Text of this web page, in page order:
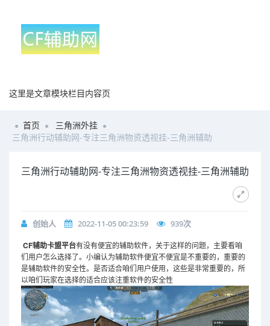
这里是文章模块栏目内容页
首页
三角洲外挂
三角洲行动辅助网-专注三角洲物资透视挂-三角洲辅助
三角洲行动辅助网-专注三角洲物资透视挂-三角洲辅助
创始人 2022-11-05 00:23:59 939次
CF辅助卡盟平台有没有便宜的辅助软件，关于这样的问题，主要看咱
们用户怎么选择了。小编认为辅助软件便宜不便宜是不重要的，重要的
是辅助软件的安全性。是否适合咱们用户使用，这些是非常重要的，所
以咱们玩家在选择的适合应该注重软件的安全性